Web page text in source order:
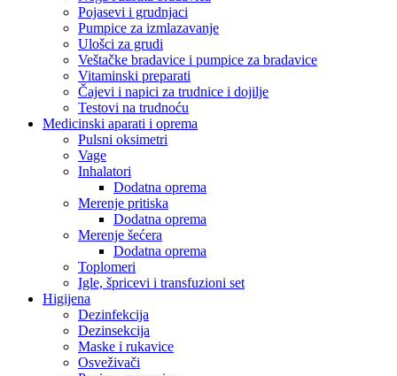
Pojasevi i grudnjaci
Pumpice za izmlazavanje
Ulošci za grudi
Veštačke bradavice i pumpice za bradavice
Vitaminski preparati
Čajevi i napici za trudnice i dojilje
Testovi na trudnoću
Medicinski aparati i oprema
Pulsni oksimetri
Vage
Inhalatori
Dodatna oprema
Merenje pritiska
Dodatna oprema
Merenje šećera
Dodatna oprema
Toplomeri
Igle, špricevi i transfuzioni set
Higijena
Dezinfekcija
Dezinsekcija
Maske i rukavice
Osveživači